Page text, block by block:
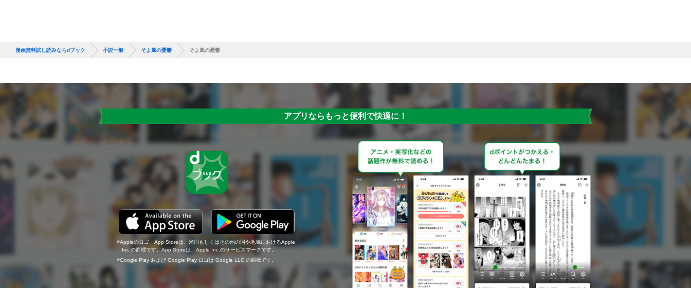
漫画無料試し読みならdブック 小説一般 そよ風の憂鬱 そよ風の憂鬱
アプリならもっと便利で快適に！
Appleのロゴ、App Storeは、米国もしくはその他の国や地域におけるApple
Inc.の商標です。App Storeは、Apple Inc.のサービスマークです。
Google Play および Google Play ロゴは Google LLC の商標です。